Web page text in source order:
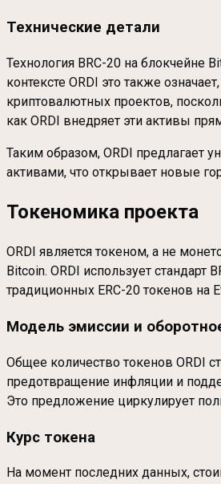
Технические детали
Технология BRC-20 на блокчейне
контексте ORDI это также
криптовалютных проектов,
как ORDI внедряет эти активы
Таким образом, ORDI предлагает
активами, что открывает новые
Токеномика проекта
ORDI является токеном, а не
Bitcoin. ORDI использует стандарт
традиционных ERC-20 токенов на
Модель эмиссии и
Общее количество токенов ORDI
предотвращение инфляции и
Это предложение циркулирует
Курс токена
На момент последних данных,